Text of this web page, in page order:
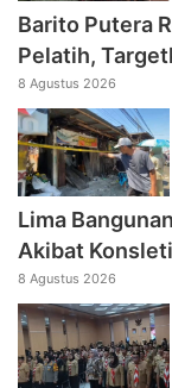
Barito Putera
Pelatih,
8 Agustus 2026
Lima
Akibat
8 Agustus 2026